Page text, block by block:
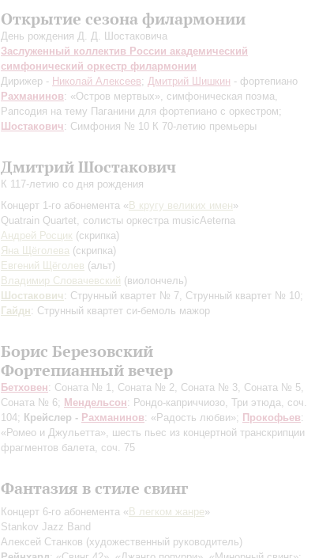
Открытие сезона филармонии
День рождения Д. Д. Шостаковича
Заслуженный коллектив России академический
симфонический оркестр филармонии
Дирижер - Николай Алексеев; Дмитрий Шишкин - фортепиано
Рахманинов: «Остров мертвых», симфоническая поэма,
Рапсодия на тему Паганини для фортепиано с оркестром;
Шостакович: Симфония № 10 К 70-летию премьеры
Дмитрий Шостакович
К 117-летию со дня рождения
Концерт 1-го абонемента « В кругу великих имен»
Quatrain Quartet, cолисты оркестра musicAeterna
Андрей Росцик (скрипка)
Яна Щёголева (скрипка)
Евгений Щёголев (альт)
Владимир Словачевский (виолончель)
Шостакович : Струнный квартет № 7, Струнный квартет № 10;
Гайдн: Струнный квартет си-бемоль мажор
Борис Березовский
Фортепианный вечер
Бетховен: Соната № 1, Соната № 2, Соната № 3, Соната № 5,
Соната № 6; Мендельсон: Рондо-каприччиозо, Три этюда, соч.
104; Крейслер - Рахманинов: «Радость любви»; Прокофьев:
«Ромео и Джульетта», шесть пьес из концертной транскрипции
фрагментов балета, соч. 75
Фантазия в стиле свинг
Концерт 6-го абонемента « В легком жанре»
Stankov Jazz Band
Алексей Станков (художественный руководитель)